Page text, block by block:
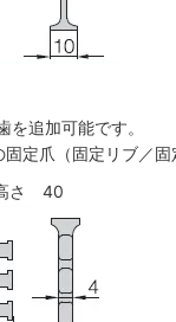
追加可能です。
定爪（固定リブ／
さ 40